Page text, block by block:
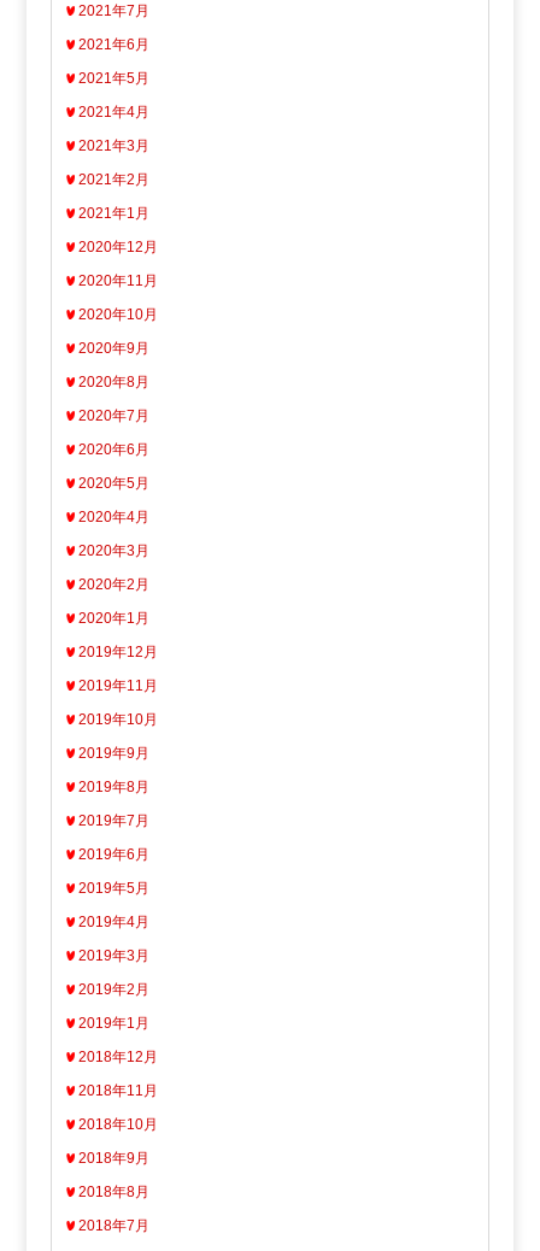
2021年7月
2021年6月
2021年5月
2021年4月
2021年3月
2021年2月
2021年1月
2020年12月
2020年11月
2020年10月
2020年9月
2020年8月
2020年7月
2020年6月
2020年5月
2020年4月
2020年3月
2020年2月
2020年1月
2019年12月
2019年11月
2019年10月
2019年9月
2019年8月
2019年7月
2019年6月
2019年5月
2019年4月
2019年3月
2019年2月
2019年1月
2018年12月
2018年11月
2018年10月
2018年9月
2018年8月
2018年7月